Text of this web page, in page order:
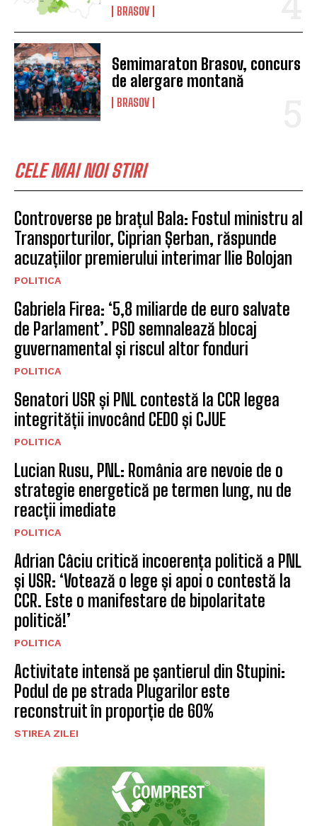
BRASOV
Semimaraton Brasov, concurs
de alergare montană
BRASOV
CELE MAI NOI STIRI
Controverse pe brațul Bala: Fostul ministru al
Transporturilor, Ciprian Șerban, răspunde
acuzațiilor premierului interimar Ilie Bolojan
POLITICA
Gabriela Firea: ‘5,8 miliarde de euro salvate
de Parlament’. PSD semnalează blocaj
guvernamental și riscul altor fonduri
POLITICA
Senatori USR și PNL contestă la CCR legea
integrității invocând CEDO și CJUE
POLITICA
Lucian Rusu, PNL: România are nevoie de o
strategie energetică pe termen lung, nu de
reacții imediate
POLITICA
Adrian Câciu critică incoerența politică a PNL
și USR: ‘Votează o lege și apoi o contestă la
CCR. Este o manifestare de bipolaritate
politică!’
POLITICA
Activitate intensă pe șantierul din Stupini:
Podul de pe strada Plugarilor este
reconstruit în proporție de 60%
STIREA ZILEI